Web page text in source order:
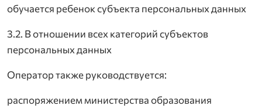
обучается ребенок субъекта персональных данных
3.2. В отношении всех категорий субъектов
персональных данных
Оператор также руководствуется:
распоряжением министерства образования